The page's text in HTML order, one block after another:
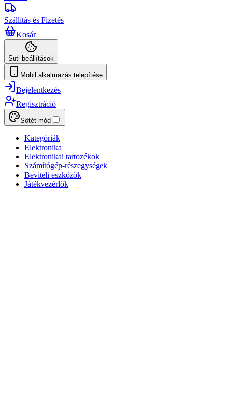
Szállítás és Fizetés
Kosár
Süti beállítások
Mobil alkalmazás telepítése
Bejelentkezés
Regisztráció
Sötét mód
Kategóriák
Elektronika
Elektronikai tartozékok
Számítógép-részegységek
Beviteli eszközök
Játékvezérlők